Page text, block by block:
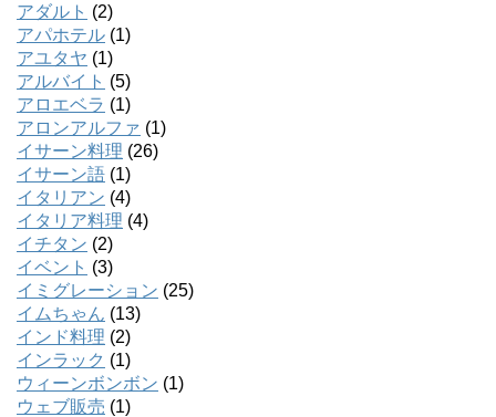
アダルト (2)
アパホテル (1)
アユタヤ (1)
アルバイト (5)
アロエベラ (1)
アロンアルファ (1)
イサーン料理 (26)
イサーン語 (1)
イタリアン (4)
イタリア料理 (4)
イチタン (2)
イベント (3)
イミグレーション (25)
イムちゃん (13)
インド料理 (2)
インラック (1)
ウィーンボンボン (1)
ウェブ販売 (1)